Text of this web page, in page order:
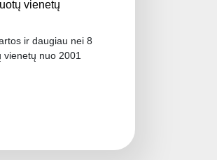
vienetų
ir daugiau nei 8
vienetų nuo 2001